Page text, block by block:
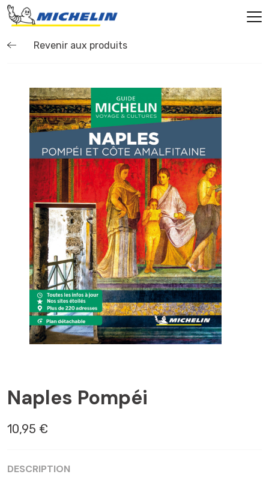
Revenir aux produits
Naples Pompéi
10,95 €
DESCRIPTION